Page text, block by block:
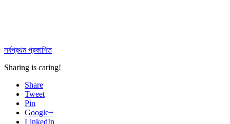
সর্বপ্রথম প্রকাশিত
Sharing is caring!
Share
Tweet
Pin
Google+
LinkedIn